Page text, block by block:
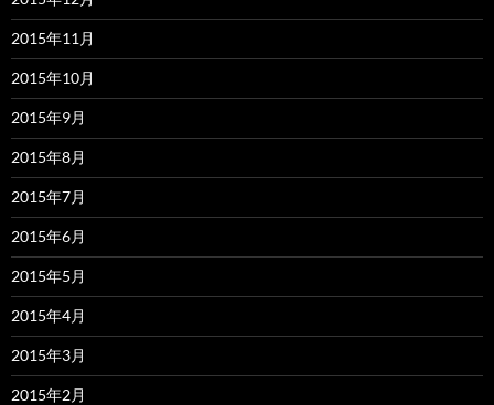
2015年11月
2015年10月
2015年9月
2015年8月
2015年7月
2015年6月
2015年5月
2015年4月
2015年3月
2015年2月